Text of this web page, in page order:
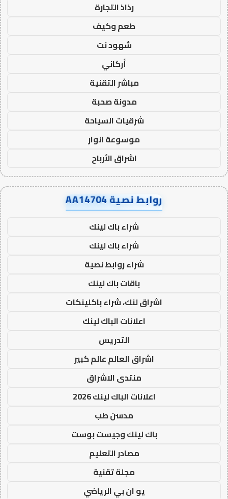
رذاذ التجارة
طعم وكيف
شهود نت
أركاني
مباشر التقنية
مدونة صحبة
شرقيات السياحة
موسوعة انوار
اشراق الأرباح
روابط نصية AA14704
شراء باك لينك
شراء باك لينك
شراء روابط نصية
باقات باك لينك
اشراق لنك، شراء باكلينكات
اعلانات الباك لينك
التدريس
اشراق العالم عالم كبير
منتدى الاشراق
اعلانات الباك لينك 2026
مدسن طب
باك لينك وجيست بوست
مصادر التعليم
مجلة تقنية
يو ان بي الرياضي